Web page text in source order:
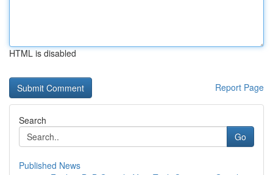
HTML is disabled
Report Page
Search
Go
Published News